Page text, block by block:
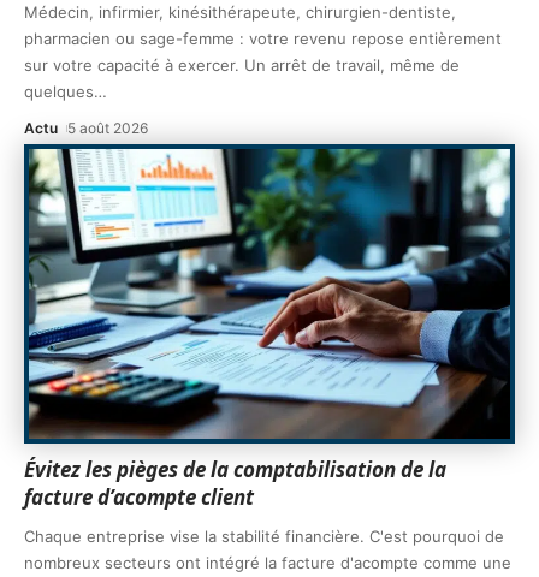
Médecin, infirmier, kinésithérapeute, chirurgien-dentiste,
pharmacien ou sage-femme : votre revenu repose entièrement
sur votre capacité à exercer. Un arrêt de travail, même de
quelques…
Actu 5 août 2026
Évitez les pièges de la comptabilisation de la
facture d’acompte client
Chaque entreprise vise la stabilité financière. C'est pourquoi de
nombreux secteurs ont intégré la facture d'acompte comme une